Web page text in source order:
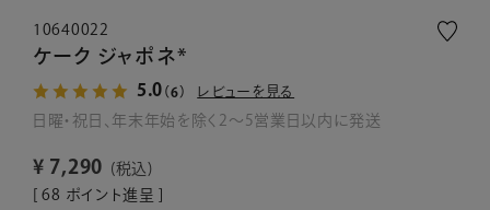
10640022
ケーク ジャポネ*
5.0 （6） レビューを見る
日曜・祝日、年末年始を除く2～5営業日以内に発送
¥ 7,290
税込
68 ポイント進呈 ]